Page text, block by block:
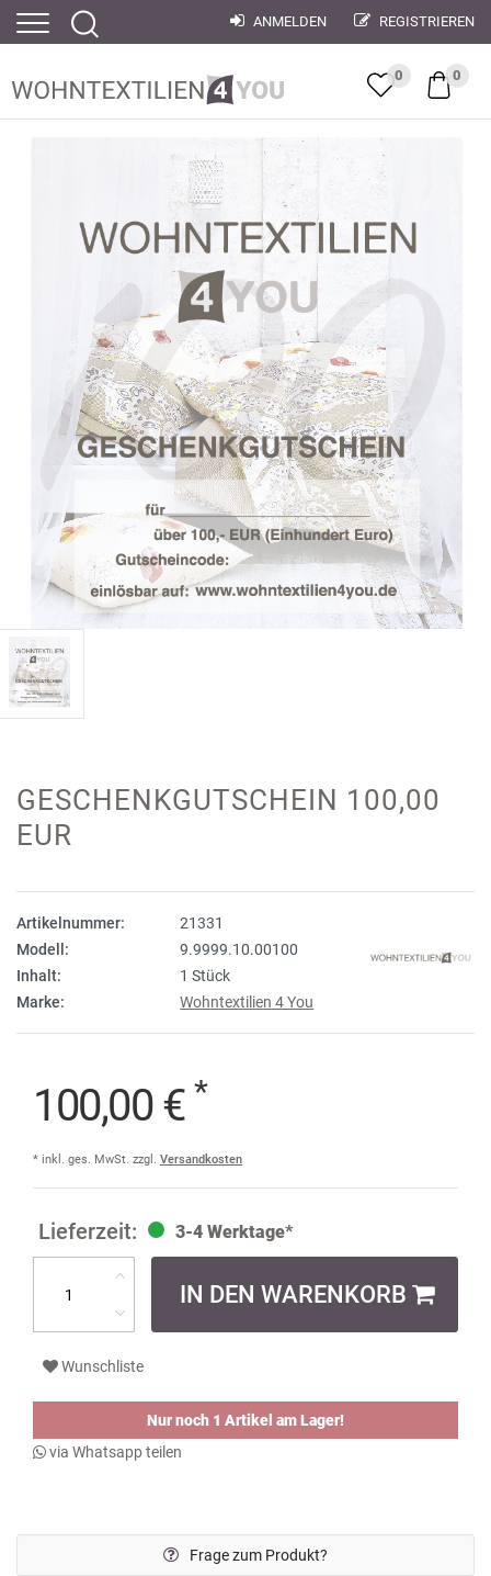
ANMELDEN REGISTRIEREN
0 0
GESCHENKGUTSCHEIN 100,00
EUR
Artikelnummer:
21331
Modell:
9.9999.10.00100
Inhalt:
1 Stück
Marke:
Wohntextilien 4 You
100,00 € *
* inkl. ges. MwSt. zzgl. Versandkosten
3-4 Werktage*
IN DEN WARENKORB
Wunschliste
Nur noch 1 Artikel am Lager!
via Whatsapp teilen
Frage zum Produkt?